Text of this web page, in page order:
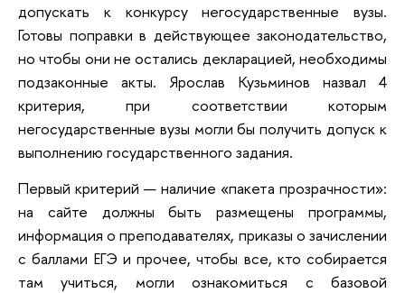
допускать к конкурсу негосударственные вузы.
Готовы поправки в действующее законодательство,
но чтобы они не остались декларацией, необходимы
подзаконные акты. Ярослав Кузьминов назвал 4
критерия, при соответствии которым
негосударственные вузы могли бы получить допуск к
выполнению государственного задания.
Первый критерий — наличие «пакета прозрачности»:
на сайте должны быть размещены программы,
информация о преподавателях, приказы о зачислении
с баллами ЕГЭ и прочее, чтобы все, кто собирается
там учиться, могли ознакомиться с базовой